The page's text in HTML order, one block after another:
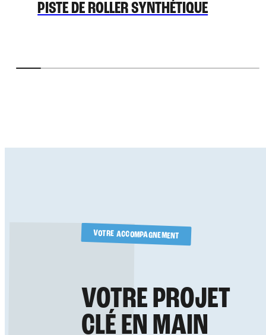
PISTE DE ROLLER SYNTHÉTIQUE
VOTRE ACCOMPAGNEMENT
VOTRE PROJET
CLÉ EN MAIN